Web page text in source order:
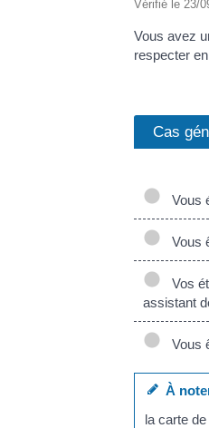
Vérifié le 23/
Vous avez
respecter
Cas
Vous
Vous
Vos
assistant
Vous
À
la carte